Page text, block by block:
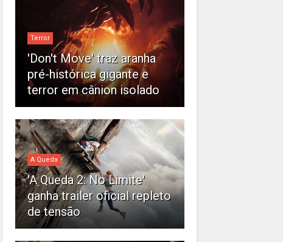
Terror
'Don't Move' traz aranha
pré-histórica gigante e
terror em cânion isolado
A Queda
'A Queda 2: No Limite'
ganha trailer oficial repleto
de tensão